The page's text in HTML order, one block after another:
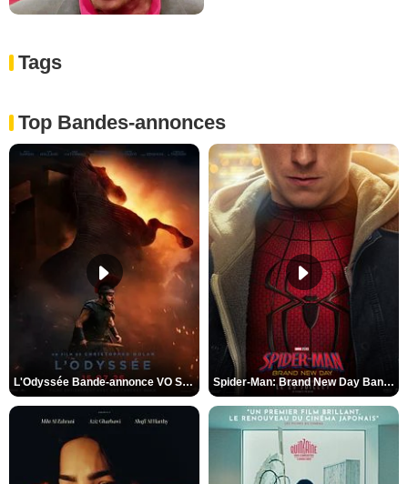
Tags
Top Bandes-annonces
L'Odyssée Bande-annonce VO STFR Spider-Man: Brand New Day Bande-annonce VO STFR